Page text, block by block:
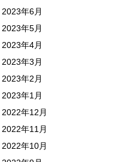
2023年6月
2023年5月
2023年4月
2023年3月
2023年2月
2023年1月
2022年12月
2022年11月
2022年10月